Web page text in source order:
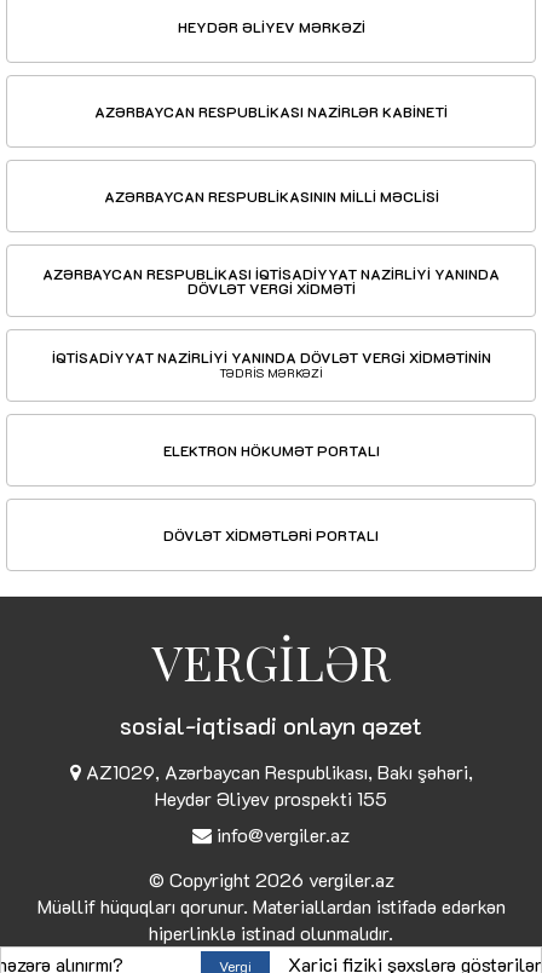
HEYDƏR ƏLİYEV MƏRKƏZİ
AZƏRBAYCAN RESPUBLİKASI NAZİRLƏR KABİNETİ
AZƏRBAYCAN RESPUBLİKASININ MİLLİ MƏCLİSİ
AZƏRBAYCAN RESPUBLİKASI İQTİSADİYYAT NAZİRLİYİ YANINDA
DÖVLƏT VERGİ XİDMƏTİ
İQTİSADİYYAT NAZİRLİYİ YANINDA DÖVLƏT VERGİ XİDMƏTİNİN
TƏDRİS MƏRKƏZİ
ELEKTRON HÖKUMƏT PORTALI
DÖVLƏT XİDMƏTLƏRİ PORTALI
VERGİLƏR
sosial-iqtisadi onlayn qəzet
AZ1029, Azərbaycan Respublikası, Bakı şəhəri,
Heydər Əliyev prospekti 155
info@vergiler.az
© Copyright 2026 vergiler.az
Müəllif hüquqları qorunur. Materiallardan istifadə edərkən
hiperlinklə istinad olunmalıdır.
Xarici fiziki şəxslərə göstərilən